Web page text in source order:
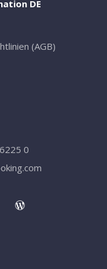
DE
(AGB)
0